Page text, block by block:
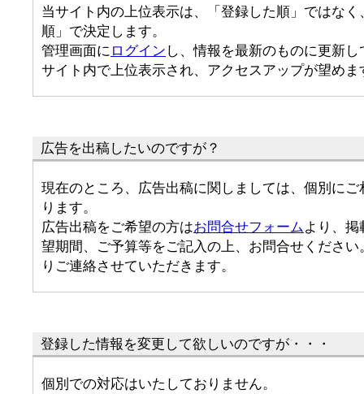
当サイト内の上位表示は、「登録した順」ではな
順」で決定します。
管理画面に ログイン し、情報を最新のものに更新
サイト内で上位表示され、アクセスアップが望めま
広告を出稿したいのですが？
現在のところ、広告出稿に関しましては、個別に
ります。
広告出稿をご希望の方はお問合せフォームより、
望期間、ご予算等をご記入の上、お問合せくださ
りご連絡させていただきます。
登録した情報を変更して欲しいのですが・・・
個別での対応はいたしておりません。